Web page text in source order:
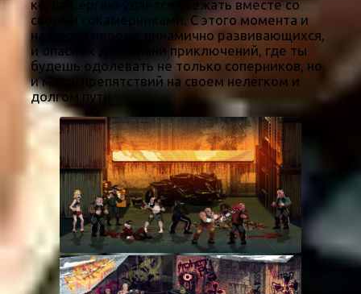
когда Сергею удается сбежать вместе со
своими сокамерниками. С этого момента и
начнется череда динамично развивающихся,
и опасных для жизни приключений, где ты
будешь одолевать не только соперников, но
и массу препятствий на своем нелёгком и
долгом пути.